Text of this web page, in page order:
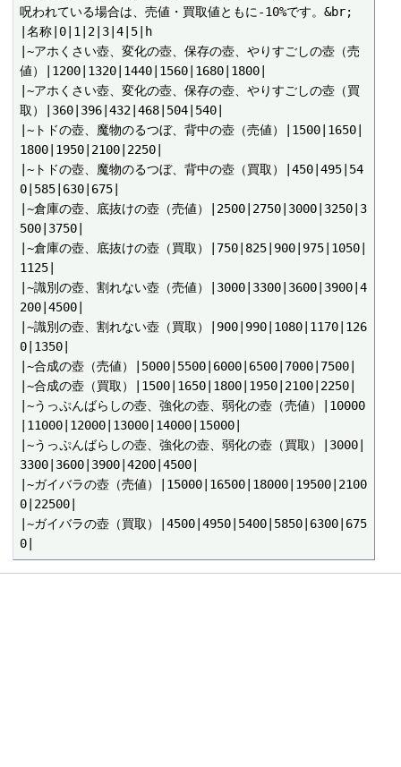
呪われている場合は、売値・買取値ともに-10%です。&br;
|名称|0|1|2|3|4|5|h
|~アホくさい壺、変化の壺、保存の壺、やりすごしの壺（売
値）|1200|1320|1440|1560|1680|1800|
|~アホくさい壺、変化の壺、保存の壺、やりすごしの壺（買
取）|360|396|432|468|504|540|
|~トドの壺、魔物のるつぼ、背中の壺（売値）|1500|1650|
1800|1950|2100|2250|
|~トドの壺、魔物のるつぼ、背中の壺（買取）|450|495|54
0|585|630|675|
|~倉庫の壺、底抜けの壺（売値）|2500|2750|3000|3250|3
500|3750|
|~倉庫の壺、底抜けの壺（買取）|750|825|900|975|1050|
1125|
|~識別の壺、割れない壺（売値）|3000|3300|3600|3900|4
200|4500|
|~識別の壺、割れない壺（買取）|900|990|1080|1170|126
0|1350|
|~合成の壺（売値）|5000|5500|6000|6500|7000|7500|
|~合成の壺（買取）|1500|1650|1800|1950|2100|2250|
|~うっぷんばらしの壺、強化の壺、弱化の壺（売値）|10000
|11000|12000|13000|14000|15000|
|~うっぷんばらしの壺、強化の壺、弱化の壺（買取）|3000|
3300|3600|3900|4200|4500|
|~ガイバラの壺（売値）|15000|16500|18000|19500|2100
0|22500|
|~ガイバラの壺（買取）|4500|4950|5400|5850|6300|675